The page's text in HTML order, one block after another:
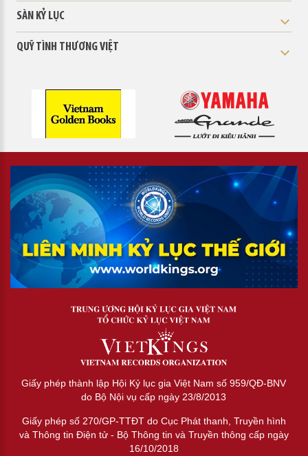
SÀN KỶ LỤC
QUỸ TÌNH THƯƠNG VIỆT
Giấy phép thành lập Hội Kỷ lục gia Việt Nam số 959/QĐ-BNV
do Bộ Nội vụ cấp ngày 23/8/2013
Giấy phép số 270/GP-TTĐT do Cục Phát thanh, Truyền hình
và Thông tin Điện tử - Bộ Thông tin và Truyền thông cấp ngày
16/10/2018